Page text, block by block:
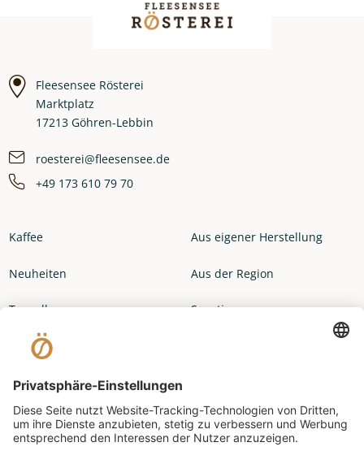
Fleesensee Rösterei
Marktplatz
17213 Göhren-Lebbin
roesterei@fleesensee.de
+49 173 610 79 70
Kaffee
Neuheiten
Topseller
Aus eigener Herstellung
Aus der Region
Sonstiges